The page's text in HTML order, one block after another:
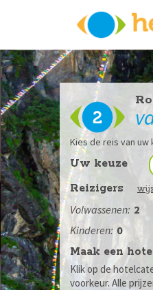
Kies de reis van
Reizigers
Volwassenen: 2
Kinderen: 0
Maak een
Klik op de
voorkeur. Alle